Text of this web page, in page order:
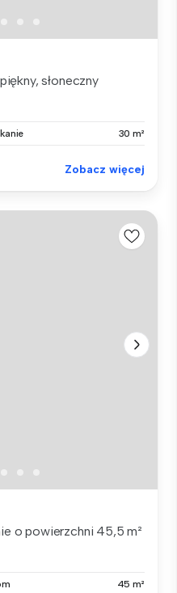
słoneczny
30 m²
Zobacz więcej
o powierzchni 45,5 m²
45 m²